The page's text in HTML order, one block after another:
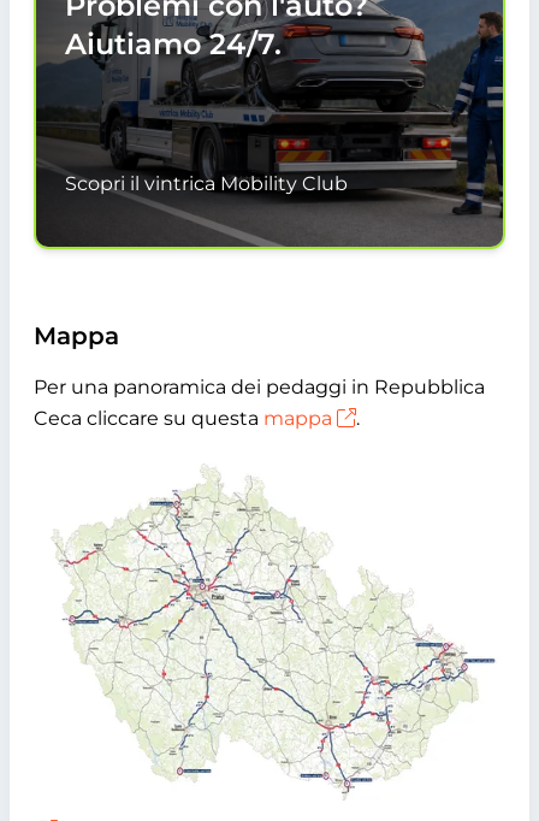
Aiutiamo24/7.
Scopri il vintrica Mobility Club
Mappa
Per una panoramica dei pedaggi in Repubblica
Ceca cliccare su questa mappa .